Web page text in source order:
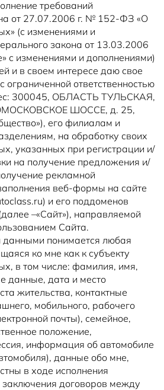
требований
от 27.07.2006 г. № 152-ФЗ «О
(с изменениями и
закона от 13.03.2006
с изменениями и дополнениями)
и в своем интересе даю свое
ограниченной ответственностью
300045, ОБЛАСТЬ ТУЛЬСКАЯ,
ШОССЕ, д. 25,
его филиалам и
на обработку своих
указанных при регистрации и/
на получение предложения и/
рекламной
веб-формы на сайте
и его поддоменов
–«Сайт»), направляемой
Сайта.
понимается любая
ко мне как к субъекту
в том числе: фамилия, имя,
данные, дата и место
жительства, контактные
мобильного, рабочего
почты), семейное,
положение,
информация об автомобиле
данные обо мне,
в ходе исполнения
заключения договоров между